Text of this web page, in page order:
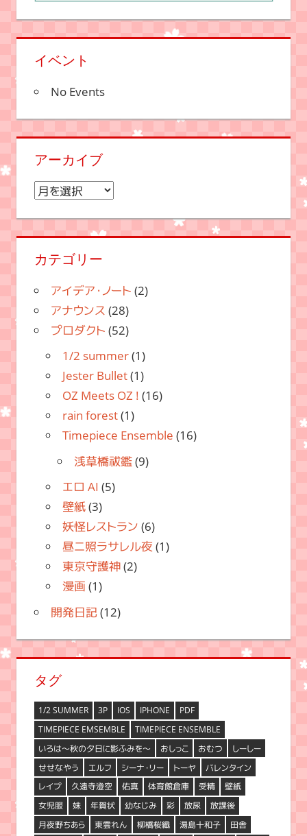
イベント
No Events
アーカイブ
ア
ブ
カテゴリー
アイデア・ノート (2)
アナウンス (28)
プロダクト (52)
1/2 summer(1)
Jester Bullet(1)
OZ Meets OZ ! (16)
rain forest(1)
Timepiece Ensemble (16)
浅草橋祓鑑(9)
エロ AI (5)
壁紙(3)
妖怪レストラン (6)
昼ニ照ラサレル夜 (1)
東京守護神(2)
漫画 (1)
開発日記(12)
タグ
1/2 SUMMER 3P IOS IPHONE
PDF
TIMEPIECE EMSEMBLE
TIMEPIECE ENSEMBLE
いろは～秋の夕日に影ふみを～
おしっこ おむつ
しーしー
せせなやう
エルフ シーナ・リー トーヤ
バレンタイン
レイプ
久遠寺澄空 佑真 体育館倉庫 受精
壁紙
女児服
妹 年賀状 幼なじみ 彩 放尿
放課後
月夜野ちあら
東雲れん 柳橋桜織 湯島十和子
田舎